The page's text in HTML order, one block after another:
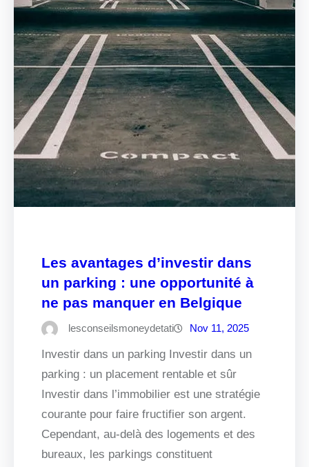
Les avantages d’investir dans
un parking : une opportunité à
ne pas manquer en Belgique
lesconseilsmoneydetati Nov 11, 2025
Investir dans un parking Investir dans un
parking : un placement rentable et sûr
Investir dans l’immobilier est une stratégie
courante pour faire fructifier son argent.
Cependant, au-delà des logements et des
bureaux, les parkings constituent